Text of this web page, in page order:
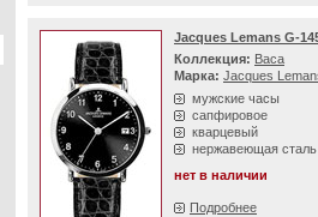
Jacques Lemans G-
Коллекция: Baca
Марка: Jacques
мужские часы
сапфировое
кварцевый
нержавеющая сталь
нет в наличии
Подробнее